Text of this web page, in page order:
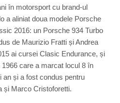
în motorsport cu brand-ul
a aliniat doua modele Porsche
2016: un Porsche 934 Turbo
de Maurizio Fratti și Andrea
ai cursei Clasic Endurance, și
care a marcat locul 8 în
an și a fost condus pentru
și Marco Cristoforetti.